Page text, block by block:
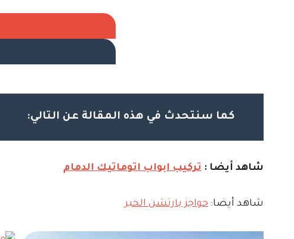
كما سنتحدث في هذه المقالة عن التالي:
شاهد أيضا : تركيب ابواب اتوماتيك الدمام
شاهد أيضا: حواجز بارتشن الخبر